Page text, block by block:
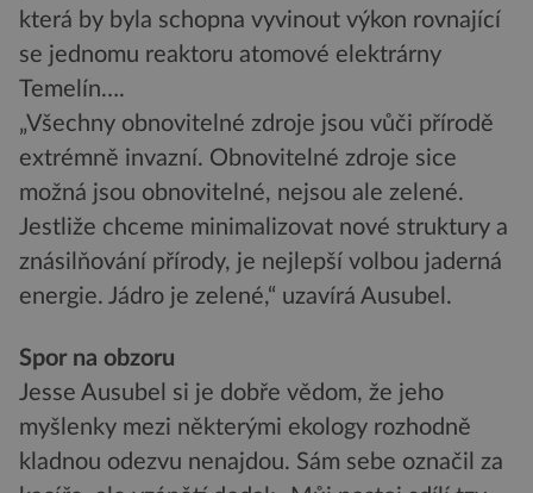
která by byla schopna vyvinout výkon rovnající
se jednomu reaktoru atomové elektrárny
Temelín….
„Všechny obnovitelné zdroje jsou vůči přírodě
extrémně invazní. Obnovitelné zdroje sice
možná jsou obnovitelné, nejsou ale zelené.
Jestliže chceme minimalizovat nové struktury a
znásilňování přírody, je nejlepší volbou jaderná
energie. Jádro je zelené,“ uzavírá Ausubel.
Spor na obzoru
Jesse Ausubel si je dobře vědom, že jeho
myšlenky mezi některými ekology rozhodně
kladnou odezvu nenajdou. Sám sebe označil za